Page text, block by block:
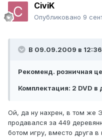
CiviK
Опубликовано 9
В 09.09.2009 в
Рекоменд. розничная
Комплектация: 2 DVD в
Ой, да ну нахрен, в том же
продавался за 449
ботом игру, вместо друга в